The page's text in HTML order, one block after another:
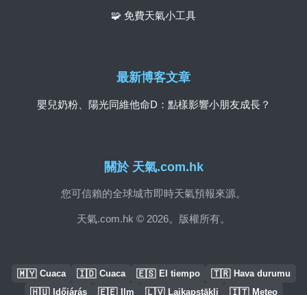
關於 天氣.com.hk
您可信賴的全球城市即時天氣預報來源。
天氣.com.hk © 2026。版權所有。
🧩 免費天氣小工具
最新博客文章
嬰兒奶粉、陽光同維他命D：點樣影響小朋友成長？
🇲🇾 Cuaca 🇮🇩 Cuaca 🇪🇸 El tiempo 🇹🇷 Hava durumu
🇭🇺 Időjárás 🇪🇪 Ilm 🇱🇻 Laikapstākļi 🇮🇹 Meteo